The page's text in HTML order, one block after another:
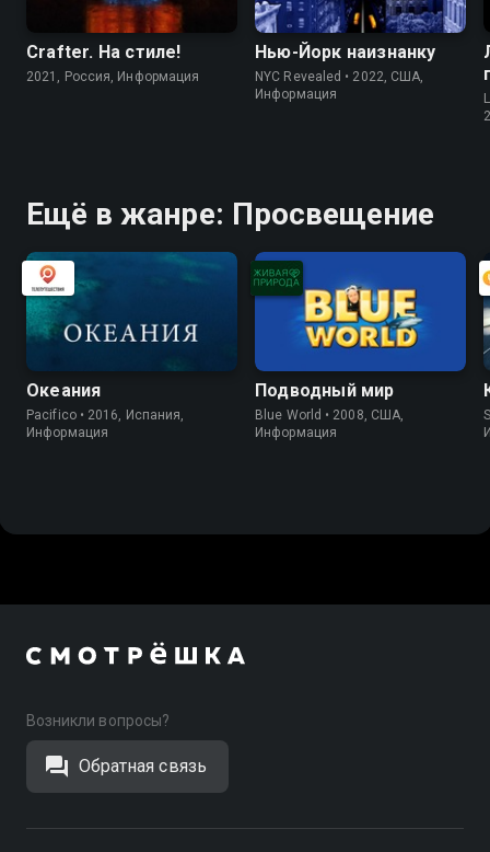
Crafter. На стилe!
2021, Россия, Информация
Нью-Йорк наизнанку
NYC Revealed • 2022, США,
Информация
Ещё в жанре: Просвещение
Океания
Pacifico • 2016, Испания,
Информация
Подводный мир
Blue World • 2008, США,
Информация
Возникли вопросы?
Обратная связь